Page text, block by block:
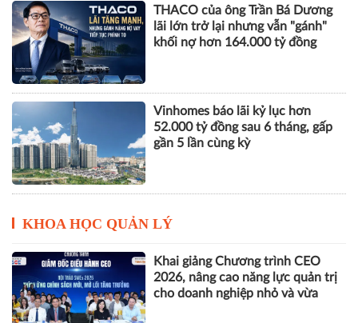
THACO của ông Trần Bá Dương
lãi lớn trở lại nhưng vẫn "gánh"
khối nợ hơn 164.000 tỷ đồng
Vinhomes báo lãi kỷ lục hơn
52.000 tỷ đồng sau 6 tháng, gấp
gần 5 lần cùng kỳ
KHOA HỌC QUẢN LÝ
Khai giảng Chương trình CEO
2026, nâng cao năng lực quản trị
cho doanh nghiệp nhỏ và vừa